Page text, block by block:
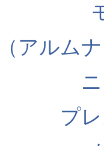
（アルム
プ